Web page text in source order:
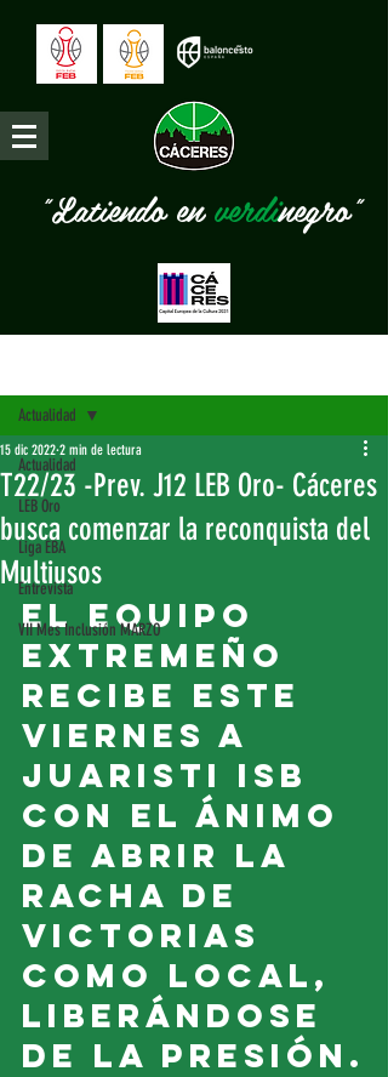
"Latiendo enverdinegro"
Actualidad
LEB Oro
Liga EBA
Entrevista
VII Mes Inclusión MARZO
Actualidad
T22/23 -Prev. J12 LEB Oro- Cáceres
busca comenzar la reconquista del
Multiusos
15 dic 2022 2 min de lectura
El equipo
extremeño
recibe este
viernes a
Juaristi ISB
con el ánimo
de abrir la
racha de
victorias
como local,
liberándose
de la presión.